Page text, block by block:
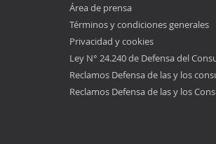
Área de prensa
Términos y condiciones generales
Privacidad y cookies
Ley N° 24.240 de Defensa del
Reclamos Defensa de las y los
Reclamos Defensa de las y los